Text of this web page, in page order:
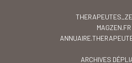
MAGZEN.FR
ARCHIVES